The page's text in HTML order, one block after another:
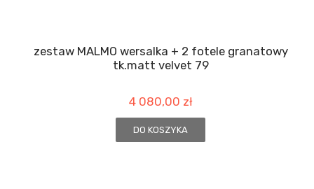
zestaw MALMO wersalka + 2 fotele granatowy
tk.matt velvet 79
4 080,00 zł
DO KOSZYKA